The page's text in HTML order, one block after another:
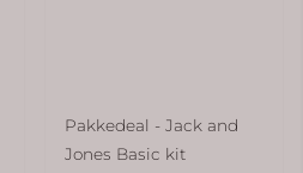
Pakkedeal - Jack and
Jones Basic kit